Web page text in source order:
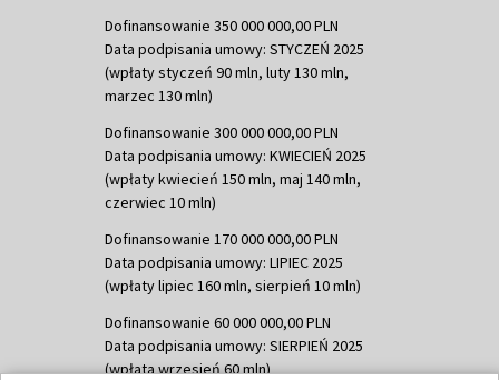
Dofinansowanie 350 000 000,00 PLN
Data podpisania umowy: STYCZEŃ 2025
(wpłaty styczeń 90 mln, luty 130 mln,
marzec 130 mln)
Dofinansowanie 300 000 000,00 PLN
Data podpisania umowy: KWIECIEŃ 2025
(wpłaty kwiecień 150 mln, maj 140 mln,
czerwiec 10 mln)
Dofinansowanie 170 000 000,00 PLN
Data podpisania umowy: LIPIEC 2025
(wpłaty lipiec 160 mln, sierpień 10 mln)
Dofinansowanie 60 000 000,00 PLN
Data podpisania umowy: SIERPIEŃ 2025
(wpłata wrzesień 60 mln)